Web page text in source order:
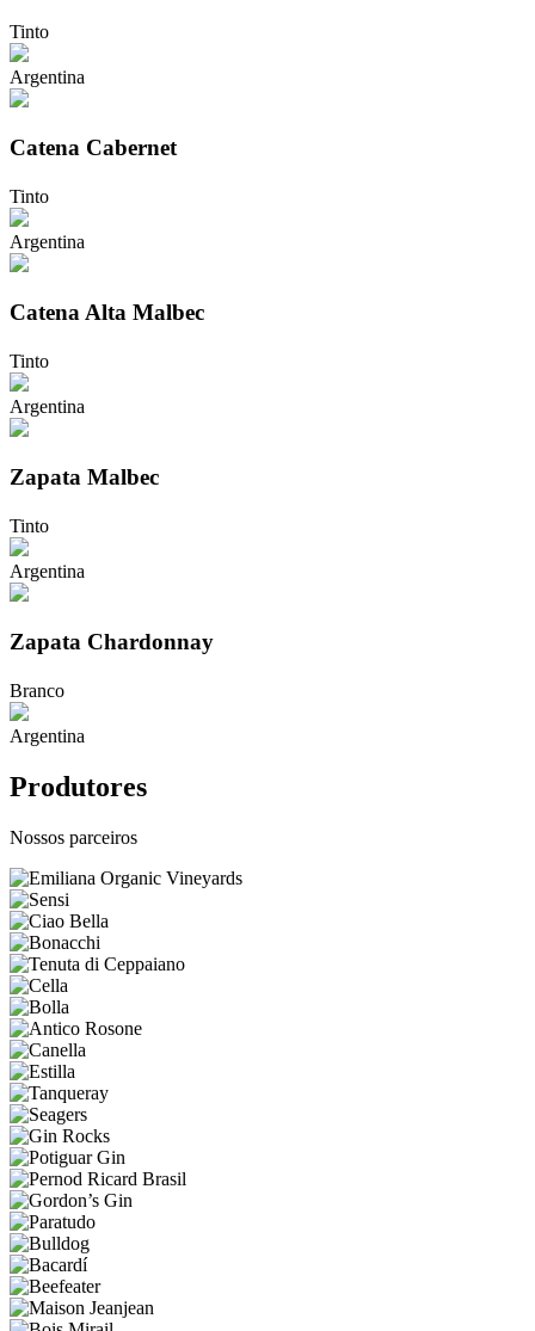
Tinto
Argentina
Catena Cabernet
Tinto
Argentina
Catena Alta Malbec
Tinto
Argentina
Zapata Malbec
Tinto
Argentina
Zapata Chardonnay
Branco
Argentina
Produtores
Nossos parceiros